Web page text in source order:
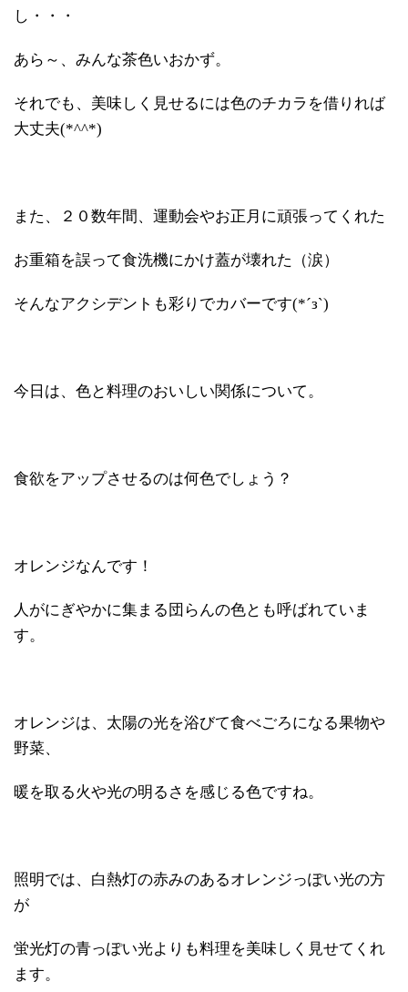
し・・・
あら～、みんな茶色いおかず。
それでも、美味しく見せるには色のチカラを借りれば
大丈夫(*^^*)
また、２０数年間、運動会やお正月に頑張ってくれた
お重箱を誤って食洗機にかけ蓋が壊れた（涙）
そんなアクシデントも彩りでカバーです(*´з`)
今日は、色と料理のおいしい関係について。
食欲をアップさせるのは何色でしょう？
オレンジなんです！
人がにぎやかに集まる団らんの色とも呼ばれていま
す。
オレンジは、太陽の光を浴びて食べごろになる果物や
野菜、
暖を取る火や光の明るさを感じる色ですね。
照明では、白熱灯の赤みのあるオレンジっぽい光の方
が
蛍光灯の青っぽい光よりも料理を美味しく見せてくれ
ます。